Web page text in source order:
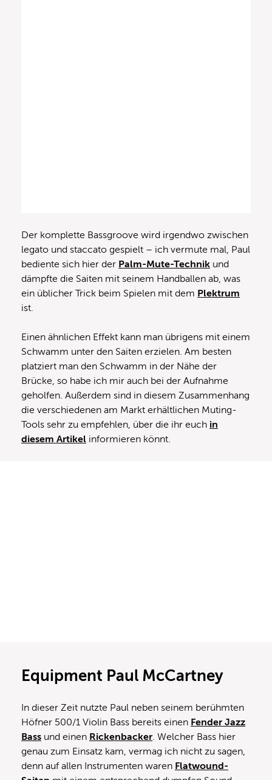
Der komplette Bassgroove wird irgendwo zwischen
legato und staccato gespielt – ich vermute mal, Paul
bediente sich hier der Palm-Mute-Technik und
dämpfte die Saiten mit seinem Handballen ab, was
ein üblicher Trick beim Spielen mit dem Plektrum
ist.
Einen ähnlichen Effekt kann man übrigens mit einem
Schwamm unter den Saiten erzielen. Am besten
platziert man den Schwamm in der Nähe der
Brücke, so habe ich mir auch bei der Aufnahme
geholfen. Außerdem sind in diesem Zusammenhang
die verschiedenen am Markt erhältlichen Muting-
Tools sehr zu empfehlen, über die ihr euch in
diesem Artikel informieren könnt.
Equipment Paul McCartney
In dieser Zeit nutzte Paul neben seinem berühmten
Höfner 500/1 Violin Bass bereits einen Fender Jazz
Bass und einen Rickenbacker. Welcher Bass hier
genau zum Einsatz kam, vermag ich nicht zu sagen,
denn auf allen Instrumenten waren Flatwound-